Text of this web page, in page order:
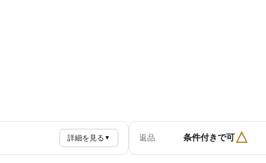
詳細を見る ▼ 返品 条件付きで可△